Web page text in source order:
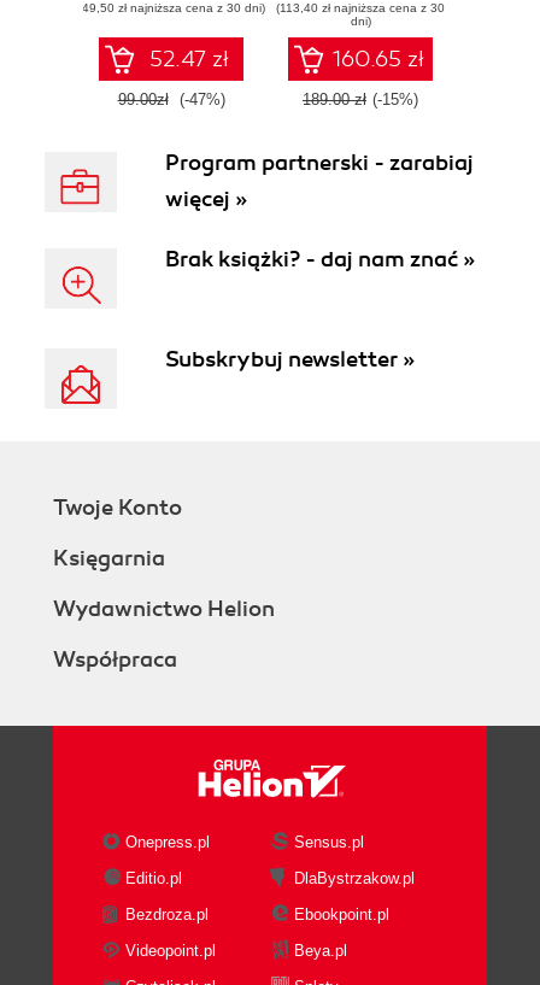
(49,50 zł najniższa cena z 30 dni)
52.47 zł
99.00zł (-47%)
(113,40 zł najniższa cena z 30
dni)
160.65 zł
189.00 zł (-15%)
Program partnerski - zarabiaj
więcej »
Brak książki? - daj nam znać »
Subskrybuj newsletter »
Twoje Konto
Księgarnia
Wydawnictwo Helion
Współpraca
Onepress.pl
Sensus.pl
Editio.pl
DlaBystrzakow.pl
Bezdroza.pl
Ebookpoint.pl
Videopoint.pl
Beya.pl